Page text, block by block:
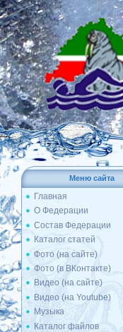
Меню сайта
Главная
О Федерации
Состав Федерации
Каталог статей
Фото (на сайте)
Фото (в ВКонтакте)
Видео (на сайте)
Видео (на Youtube)
Музыка
Каталог файлов